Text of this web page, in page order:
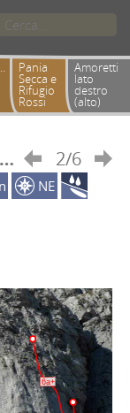
Pania
Secca e
Rifugio
Rossi
Amoretti
lato
destro
(alto)
Settore: Amoretti lato destro (alto)  2/6

NE
6a+